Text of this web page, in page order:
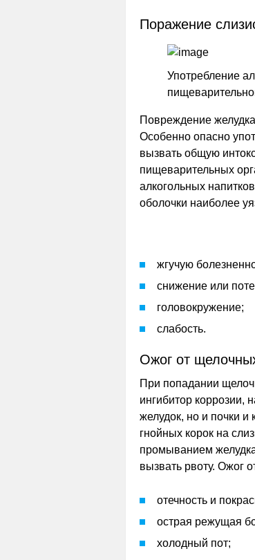
Поражение
Употребление
Повреждение
Особенно опасно
вызвать общую
пищеварительных
алкогольных
оболочки наиболее
жгучую
снижение или
головокружение;
слабость.
Ожог от
При попадании
ингибитор коррозии,
желудок, но и почки
гнойных корок на
промыванием
вызвать рвоту. Ожог
отечность и
острая режущая
холодный пот;